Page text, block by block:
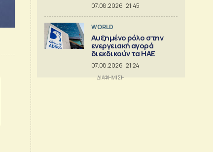
07.08.2026 | 21:45
WORLD
Αυξημένο ρόλο στην
ενεργειακή αγορά
διεκδικούν τα ΗΑΕ
07.08.2026 | 21:24